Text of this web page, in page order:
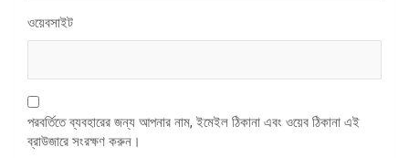
ওয়েবসাইট
পরবর্তিতে ব্যবহারের জন্য আপনার নাম, ইমেইল ঠিকানা এবং ওয়েব ঠিকানা এই
ব্রাউজারে সংরক্ষণ করুন।